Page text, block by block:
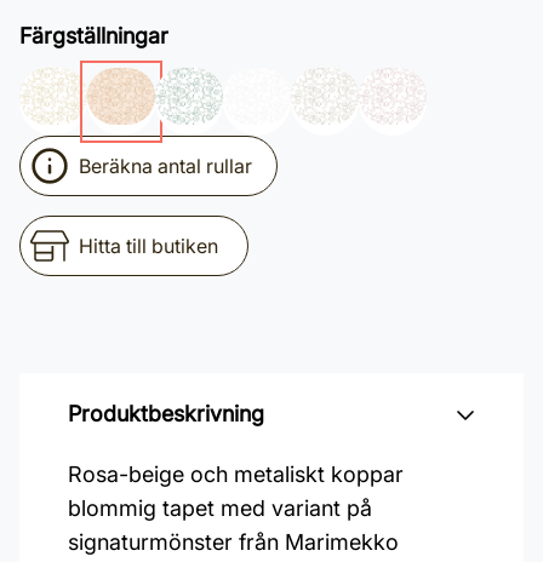
Färgställningar
Beräkna antal rullar
Hitta till butiken
Produktbeskrivning
Rosa-beige och metaliskt koppar
blommig tapet med variant på
signaturmönster från Marimekko